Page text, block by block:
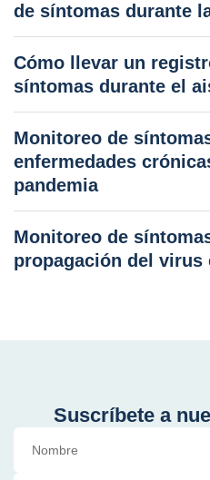
de síntomas durante
Cómo llevar un
síntomas durante el
Monitoreo de
enfermedades
pandemia
Monitoreo de
propagación del virus
Suscríbete a